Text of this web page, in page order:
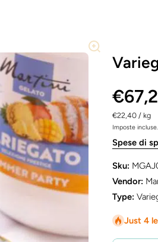
€22,40 / per
kg
Imposte incluse.
Spese di
Sku:
Vendor:
Type:
Just 4